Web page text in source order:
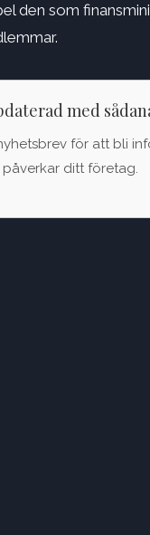
den som
med
för att bli
påverkar ditt företag.